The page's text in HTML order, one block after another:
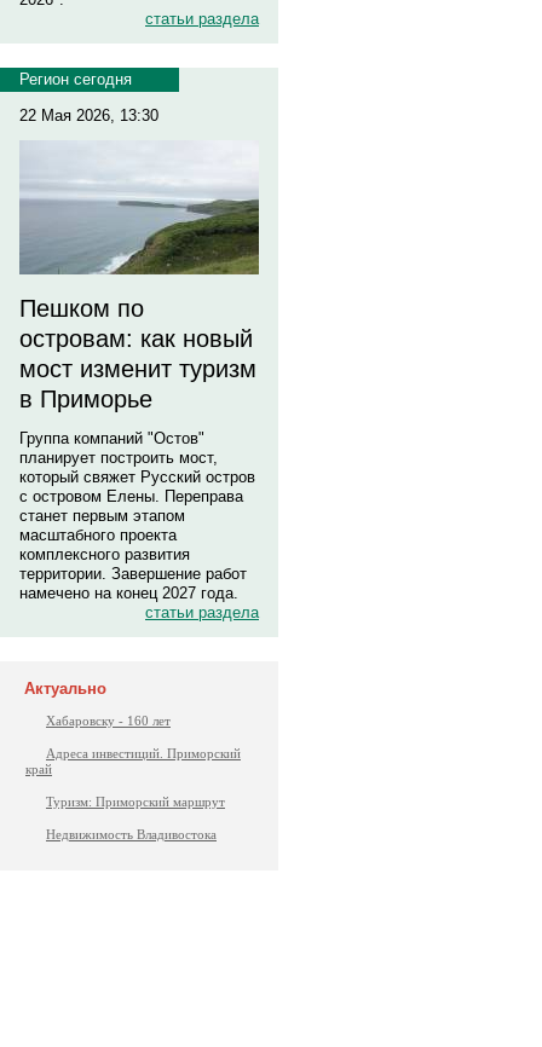
статьи раздела
Регион сегодня
22 Мая 2026, 13:30
Пешком по
островам: как новый
мост изменит туризм
в Приморье
Группа компаний "Остов"
планирует построить мост,
который свяжет Русский остров
с островом Елены. Переправа
станет первым этапом
масштабного проекта
комплексного развития
территории. Завершение работ
намечено на конец 2027 года.
статьи раздела
Актуально
Хабаровску - 160 лет
Адреса инвестиций. Приморский
край
Туризм: Приморский маршрут
Недвижимость Владивостока